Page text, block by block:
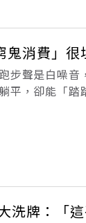
鬼消費」
步聲是白噪
平，卻能「
洗牌：「